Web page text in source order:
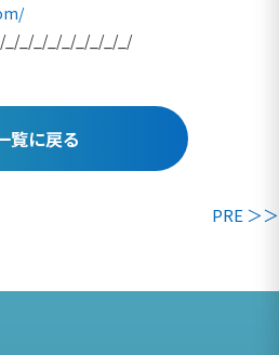
_/_/_/_/_/_/_/_/_/
覧に戻る
PRE ＞＞